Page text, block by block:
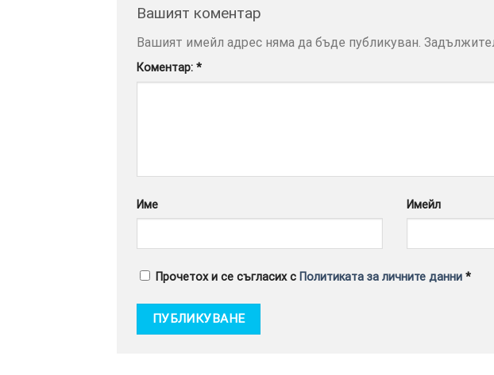
Вашият коментар
Вашият имейл адрес няма да бъде публикуван.
Коментар: *
Име Имейл
Прочетох и се съгласих с Политиката за личните данни *